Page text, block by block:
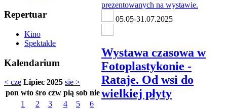
Repertuar
Kino
Spektakle
Kalendarium
< cze Lipiec 2025 sie >
pon wto śro czw pią sob nie
1
2 3 4 5
6
05.05-31.07.2025
Wystawa czasowa w
Fotoplastykonie -
Rataje. Od wsi do
wielkiej płyty